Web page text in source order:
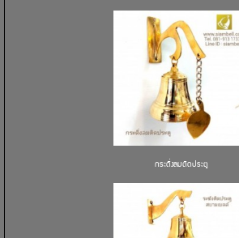
กระดิ่งลมติดประตู